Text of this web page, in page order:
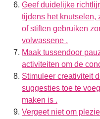
Geef duidelijke
tijdens het knutselen,
of stiften gebruiken
volwassene .
Maak tussendoor
activiteiten om de
Stimuleer creativiteit
suggesties toe te
maken is .
Vergeet niet om